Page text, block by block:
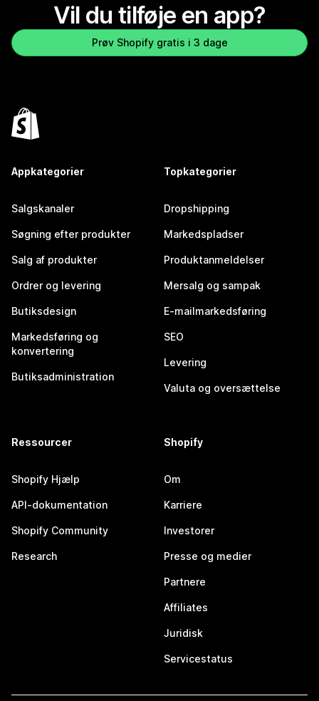
Vil du tilføje en app?
Prøv Shopify gratis i 3 dage
Appkategorier
Salgskanaler
Søgning efter produkter
Salg af produkter
Ordrer og levering
Butiksdesign
Markedsføring og
konvertering
Butiksadministration
Topkategorier
Dropshipping
Markedspladser
Produktanmeldelser
Mersalg og sampak
E-mailmarkedsføring
SEO
Levering
Valuta og oversættelse
Ressourcer
Shopify Hjælp
API-dokumentation
Shopify Community
Research
Shopify
Om
Karriere
Investorer
Presse og medier
Partnere
Affiliates
Juridisk
Servicestatus